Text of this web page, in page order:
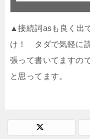
▲接続詞asも良く出
け！ タダで気軽に
張って書いてますの
と思ってます。